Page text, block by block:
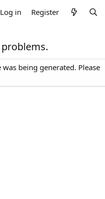
Log in Register
being generated. Please